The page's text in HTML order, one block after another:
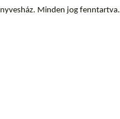
Minden jog fenntartva.